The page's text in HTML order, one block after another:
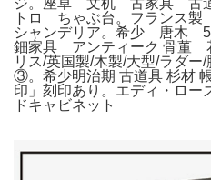
トロ ちゃぶ台。フランス
シャンデリア。希少 唐木
鈿家具 アンティーク 骨董
リス/英国製/木製/大型/ラダー
③。希少明治期 古道具 杉材
印」刻印あり。エディ・ロー
ドキャビネット